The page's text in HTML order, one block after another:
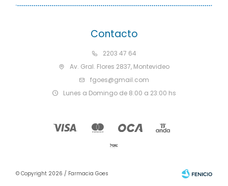
Contacto
2203 47 64
Av. Gral. Flores 2837, Montevideo
fgoes@gmail.com
Lunes a Domingo de 8:00 a 23:00 hs
© Copyright 2026 / Farmacia Goes